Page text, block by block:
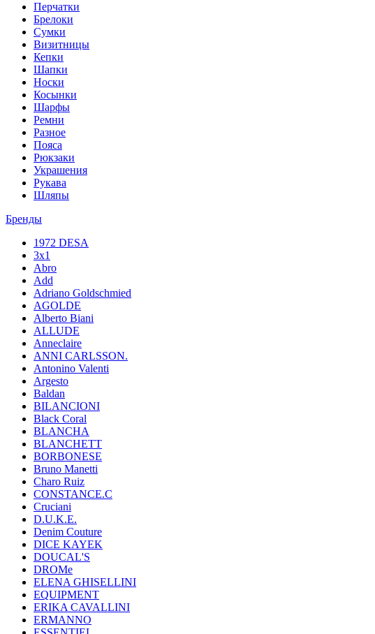
Перчатки
Брелоки
Сумки
Визитницы
Кепки
Шапки
Носки
Косынки
Шарфы
Ремни
Разное
Пояса
Рюкзаки
Украшения
Рукава
Шляпы
Бренды
1972 DESA
3x1
Abro
Add
Adriano Goldschmied
AGOLDE
Alberto Biani
ALLUDE
Anneclaire
ANNI CARLSSON.
Antonino Valenti
Argesto
Baldan
BILANCIONI
Black Coral
BLANCHA
BLANCHETT
BORBONESE
Bruno Manetti
Charo Ruiz
CONSTANCE.C
Cruciani
D.U.K.E.
Denim Couture
DICE KAYEK
DOUCAL'S
DROMe
ELENA GHISELLINI
EQUIPMENT
ERIKA CAVALLINI
ERMANNO